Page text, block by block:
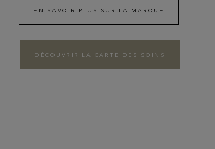
EN SAVOIR PLUS SUR LA MARQUE
DÉCOUVRIR LA CARTE DES SOINS